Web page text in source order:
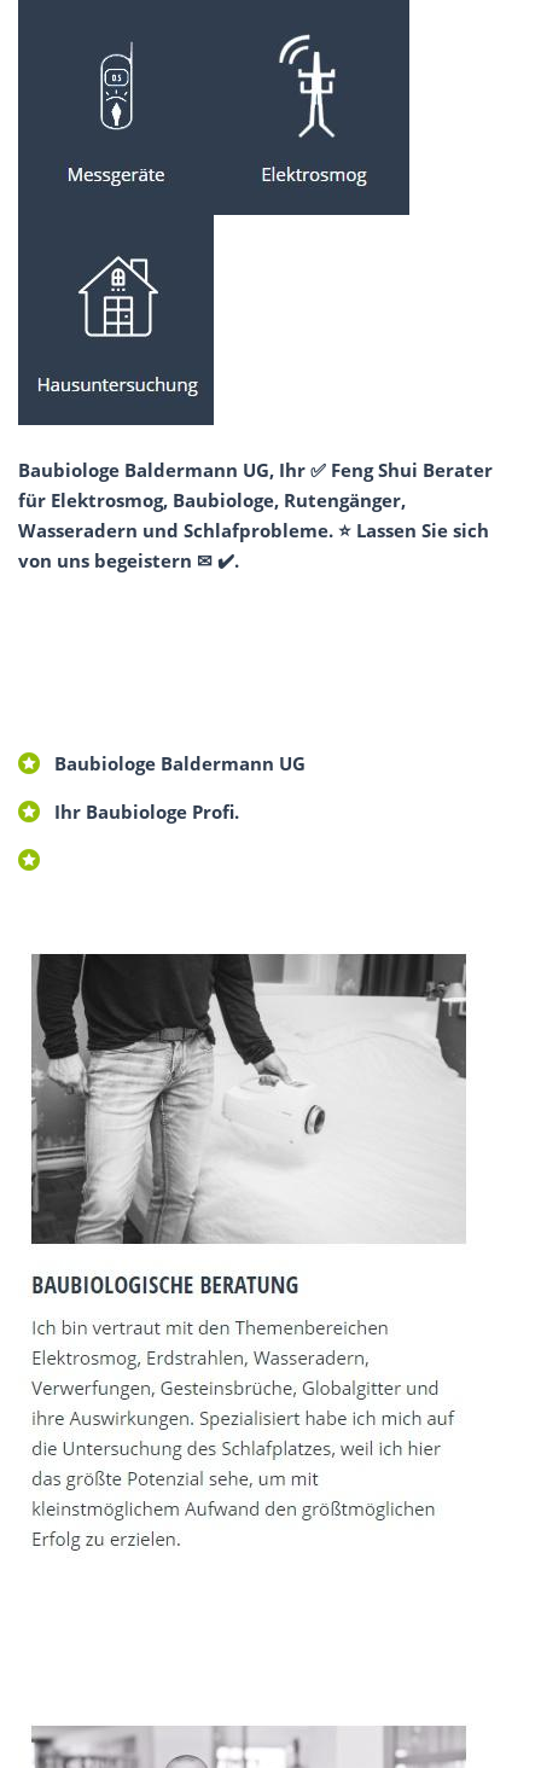
Baubiologe Baldermann UG, Ihr ✅ Feng Shui Berater
für Elektrosmog, Baubiologe, Rutengänger,
Wasseradern und Schlafprobleme. ⭐ Lassen Sie sich
von uns begeistern ✉ ✔️.
Baubiologe Baldermann UG
Ihr Baubiologe Profi.